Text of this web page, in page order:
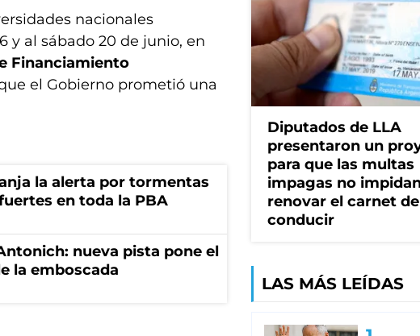
nacionales
y al sábado 20 de junio, en
Financiamiento
el Gobierno prometió una
la alerta por tormentas
en toda la PBA
nueva pista pone el
la emboscada
Diputados de LLA
presentaron un
para que las multas
impagas no
renovar el carnet de
conducir
LAS MÁS LEÍDAS